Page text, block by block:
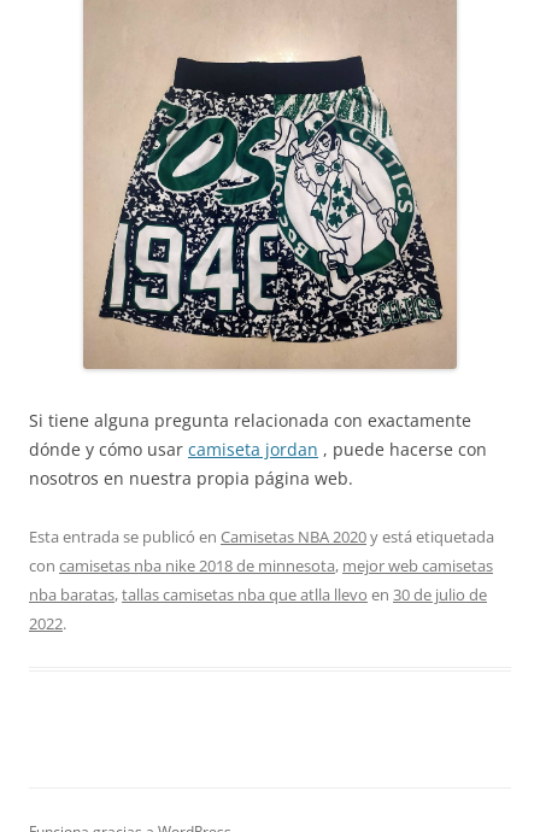
Si tiene alguna pregunta relacionada con exactamente
dónde y cómo usar camiseta jordan , puede hacerse con
nosotros en nuestra propia página web.
Esta entrada se publicó en Camisetas NBA 2020y está etiquetada
con camisetas nba nike 2018 de minnesota, mejor web camisetas
nba baratas,tallas camisetas nba que atlla llevo en 30 de julio de
2022.